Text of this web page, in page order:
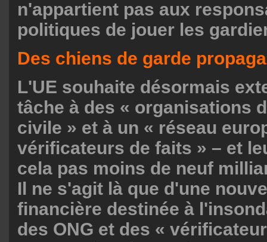
n'appartient pas aux
politiques de jouer les
Des chiens de garde
L'UE souhaite désormais
tâche à des « organisations
civile » et à un « réseau
vérificateurs de faits » – et
cela pas moins de neuf
Il ne s'agit là que d'une
financière destinée à
des ONG et des «